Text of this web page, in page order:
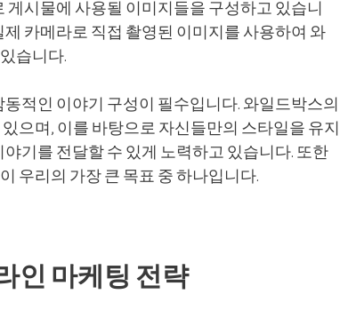
시물에 사용될 이미지들을 구성하고 있습니
카메라로 직접 촬영된 이미지를 사용하여 와
습니다.
적인 이야기 구성이 필수입니다. 와일드박스의
으며, 이를 바탕으로 자신들만의 스타일을 유지
기를 전달할 수 있게 노력하고 있습니다. 또한
우리의 가장 큰 목표 중 하나입니다.
인 마케팅 전략